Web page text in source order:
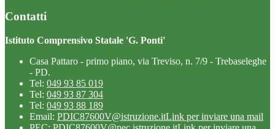
Contatti
Istituto Comprensivo Statale 'G. Ponti'
Casa Pattaro - primo piano, via Treviso, n. 7/9 - Trebaseleghe
- PD.
Tel: 049 93 85 019
Tel: 049 93 87 304
Tel: 049 93 88 189
Email: PDIC87600V@istruzione.itLink per inviare una mail